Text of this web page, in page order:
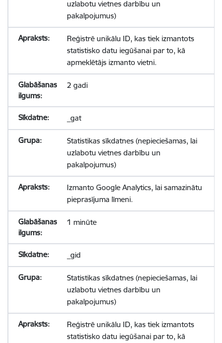
uzlabotu vietnes darbību un
pakalpojumus)
Reģistrē unikālu ID, kas tiek izmantots
statistisko datu iegūšanai par to, kā
apmeklētājs izmanto vietni.
2 gadi
_gat
Statistikas sīkdatnes (nepieciešamas, lai
uzlabotu vietnes darbību un
pakalpojumus)
Izmanto Google Analytics, lai samazinātu
pieprasījuma līmeni.
1 minūte
_gid
Statistikas sīkdatnes (nepieciešamas, lai
uzlabotu vietnes darbību un
pakalpojumus)
Reģistrē unikālu ID, kas tiek izmantots
statistisko datu iegūšanai par to, kā